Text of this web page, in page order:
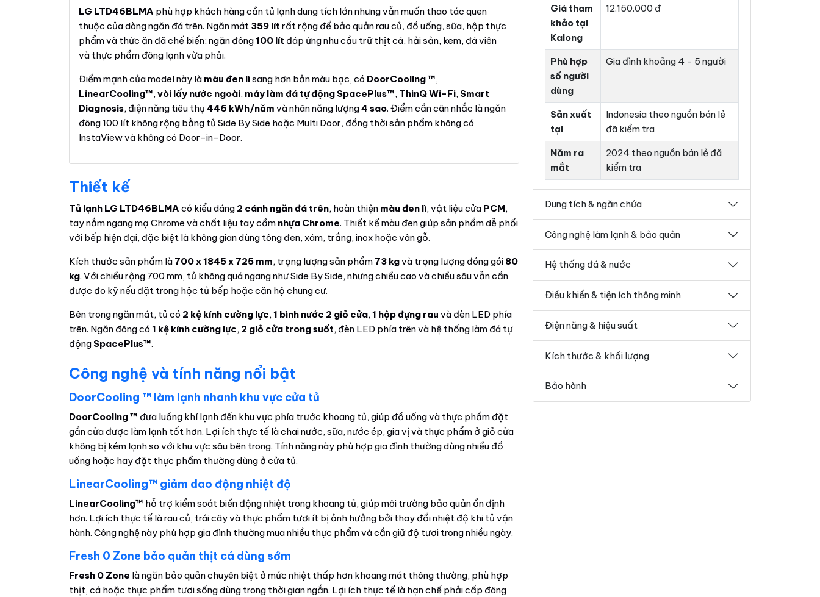
LG LTD46BLMA phù hợp khách hàng cần tủ lạnh dung tích lớn nhưng vẫn muốn thao tác quen
thuộc của dòng ngăn đá trên. Ngăn mát 359 lít rất rộng để bảo quản rau củ, đồ uống, sữa, hộp thực
phẩm và thức ăn đã chế biến; ngăn đông100 lít đáp ứng nhu cầu trữ thịt cá, hải sản, kem, đá viên
và thực phẩm đông lạnh vừa phải.
Điểm mạnh của model này là màu đen lìsang hơn bản màu bạc, có DoorCooling ™,
LinearCooling™,vòi lấy nước ngoài, máy làm đá tự động SpacePlus™, ThinQ Wi-Fi, Smart
Diagnosis, điện năng tiêu thụ446 kWh/năm và nhãn năng lượng4 sao. Điểm cần cân nhắc là ngăn
đông 100 lít không rộng bằng tủ Side By Side hoặc Multi Door, đồng thời sản phẩm không có
InstaView và không có Door-in-Door.
Thiết kế
Tủ lạnh LG LTD46BLMA có kiểu dáng 2 cánh ngăn đá trên, hoàn thiện màu đen lì, vật liệu cửa PCM,
tay nắm ngang mạ Chrome và chất liệu tay cầm nhựa Chrome. Thiết kế màu đen giúp sản phẩm dễ phối
với bếp hiện đại, đặc biệt là không gian dùng tông đen, xám, trắng, inox hoặc vân gỗ.
Kích thước sản phẩm là 700 x 1845 x 725 mm, trọng lượng sản phẩm 73 kgvà trọng lượng đóng gói 80
kg. Với chiều rộng 700 mm, tủ không quá ngang như Side By Side, nhưng chiều cao và chiều sâu vẫn cần
được đo kỹ nếu đặt trong hộc tủ bếp hoặc căn hộ chung cư.
Bên trong ngăn mát, tủ có 2 kệ kính cường lực,1 bình nước 2 giỏ cửa,1 hộp đựng rau và đèn LED phía
trên. Ngăn đông có1 kệ kính cường lực, 2 giỏ cửa trong suốt, đèn LED phía trên và hệ thống làm đá tự
động SpacePlus™.
Công nghệ và tính năng nổi bật
DoorCooling ™ làm lạnh nhanh khu vực cửa tủ
DoorCooling ™ đưa luồng khí lạnh đến khu vực phía trước khoang tủ, giúp đồ uống và thực phẩm đặt
gần cửa được làm lạnh tốt hơn. Lợi ích thực tế là chai nước, sữa, nước ép, gia vị và thực phẩm ở giỏ cửa
không bị kém lạnh so với khu vực sâu bên trong. Tính năng này phù hợp gia đình thường dùng nhiều đồ
uống hoặc hay đặt thực phẩm thường dùng ở cửa tủ.
LinearCooling™ giảm dao động nhiệt độ
LinearCooling™ hỗ trợ kiểm soát biến động nhiệt trong khoang tủ, giúp môi trường bảo quản ổn định
hơn. Lợi ích thực tế là rau củ, trái cây và thực phẩm tươi ít bị ảnh hưởng bởi thay đổi nhiệt độ khi tủ vận
hành. Công nghệ này phù hợp gia đình thường mua nhiều thực phẩm và cần giữ độ tươi trong nhiều ngày.
Fresh 0 Zone bảo quản thịt cá dùng sớm
Fresh 0 Zone là ngăn bảo quản chuyên biệt ở mức nhiệt thấp hơn khoang mát thông thường, phù hợp
thịt, cá hoặc thực phẩm tươi sống dùng trong thời gian ngắn. Lợi ích thực tế là hạn chế phải cấp đông
Giá tham
khảo tại
Kalong
12.150.000 đ
Phù hợp
số người
dùng
Gia đình khoảng 4 - 5 người
Sản xuất
tại
Indonesia theo nguồn bán lẻ
đã kiểm tra
Năm ra
mắt
2024 theo nguồn bán lẻ đã
kiểm tra
Dung tích & ngăn chứa
Công nghệ làm lạnh & bảo quản
Hệ thống đá & nước
Điều khiển & tiện ích thông minh
Điện năng & hiệu suất
Kích thước & khối lượng
Bảo hành